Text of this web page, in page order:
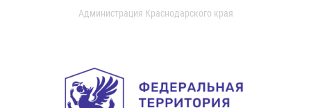
Администрация Краснодарского края